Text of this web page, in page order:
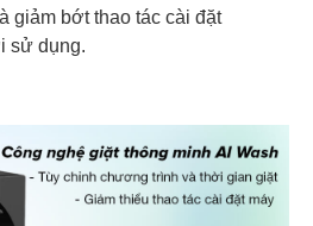
giảm bớt thao tác cài đặt
sử dụng.